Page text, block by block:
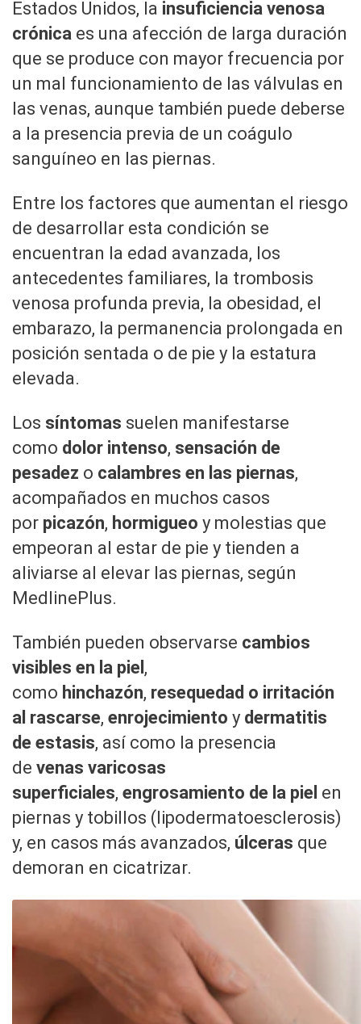
Estados Unidos, la insuficiencia venosa
crónica es una afección de larga duración
que se produce con mayor frecuencia por
un mal funcionamiento de las válvulas en
las venas, aunque también puede deberse
a la presencia previa de un coágulo
sanguíneo en las piernas.
Entre los factores que aumentan el riesgo
de desarrollar esta condición se
encuentran la edad avanzada, los
antecedentes familiares, la trombosis
venosa profunda previa, la obesidad, el
embarazo, la permanencia prolongada en
posición sentada o de pie y la estatura
elevada.
Los síntomas suelen manifestarse
como dolor intenso, sensación de
pesadez o calambres en las piernas,
acompañados en muchos casos
por picazón, hormigueo y molestias que
empeoran al estar de pie y tienden a
aliviarse al elevar las piernas, según
MedlinePlus.
También pueden observarse cambios
visibles en la piel ,
como hinchazón, resequedad o irritación
al rascarse, enrojecimiento y dermatitis
de estasis, así como la presencia
de venas varicosas
superficiales, engrosamiento de la piel en
piernas y tobillos (lipodermatoesclerosis)
y, en casos más avanzados, úlceras que
demoran en cicatrizar.